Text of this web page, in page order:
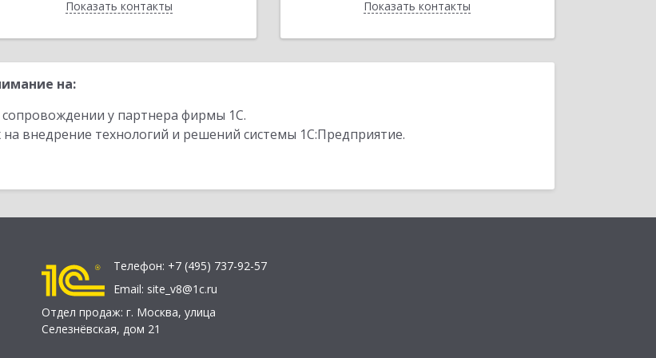
Показать контакты
Назад Показать контакты
Назад
на:
у партнера фирмы 1С.
внедрение технологий и решений системы 1С:Предприятие.
Телефон: +7 (495) 737-92-57
Email: site_v8@1c.ru
Отдел продаж: г. Москва, улица
Селезнёвская, дом 21